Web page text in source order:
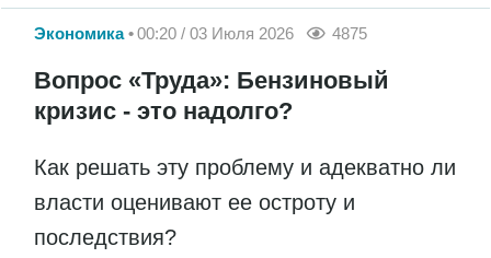
Экономика 00:20 / 03 Июля 2026 4875
Вопрос «Труда»: Бензиновый
кризис - это надолго?
Как решать эту проблему и адекватно ли
власти оценивают ее остроту и
последствия?